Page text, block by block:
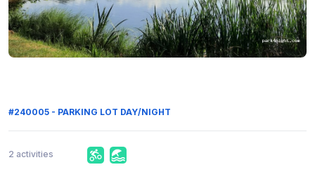
#240005 - PARKING LOT DAY/NIGHT
2 activities